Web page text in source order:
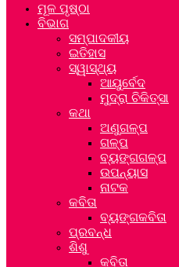
ମୂଳ ପୃଷ୍ଠା
ବିଭାଗ
ସମ୍ପାଦକୀୟ
ଇତିହାସ
ସ୍ୱାସ୍ଥ୍ୟ
ଆୟୁର୍ବେଦ
ମୁଦ୍ରା ଚିକିତ୍ସା
କଥା
ଅଣୁଗଳ୍ପ
ଗଳ୍ପ
ବ୍ୟଙ୍ଗଗଳ୍ପ
ଉପନ୍ୟାସ
ନାଟକ
କବିତା
ବ୍ୟଙ୍ଗକବିତା
ପ୍ରବନ୍ଧ
ଶିଶୁ
କବିତା